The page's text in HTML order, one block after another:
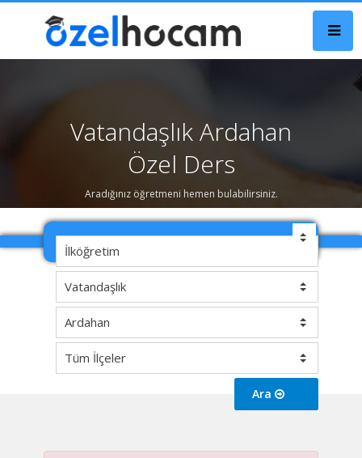
Vatandaşlık Ardahan
Özel Ders
Aradığınız öğretmeni hemen bulabilirsiniz.
Ara